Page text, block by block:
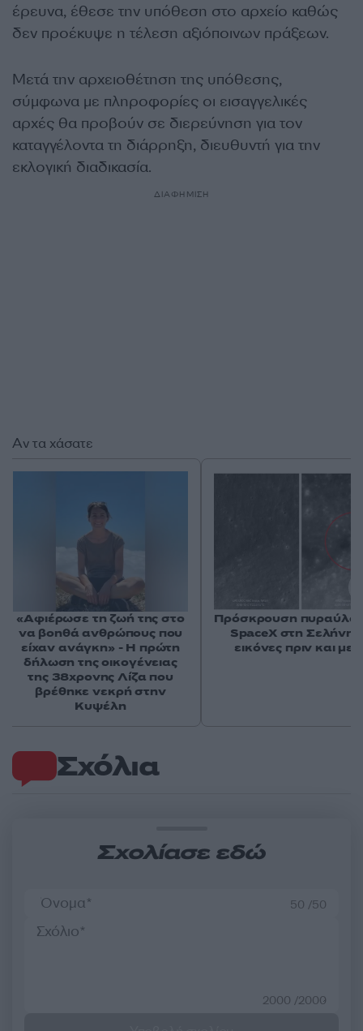
έρευνα, έθεσε την υπόθεση στο αρχείο καθώς
δεν προέκυψε η τέλεση αξιόποινων πράξεων.
Μετά την αρχειοθέτηση της υπόθεσης,
σύμφωνα με πληροφορίες οι εισαγγελικές
αρχές θα προβούν σε διερεύνηση για τον
καταγγέλοντα τη διάρρηξη, διευθυντή για την
εκλογική διαδικασία.
ΔΙΑΦΗΜΙΣΗ
Σχόλια
Σχολίασε εδώ
50 /50
2000 /2000
Αν τα χάσατε
«Αφιέρωσε τη ζωή της στο
να βοηθά ανθρώπους που
είχαν ανάγκη» - Η πρώτη
δήλωση της οικογένειας
της 38χρονης Λίζα που
βρέθηκε νεκρή στην
Κυψέλη
Πρόσκρουση
SpaceX στη Σελήνη:
εικόνες πριν και